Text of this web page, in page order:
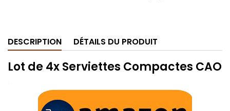
DESCRIPTION DÉTAILS DU PRODUIT
Lot de 4x Serviettes Compactes CAO
.